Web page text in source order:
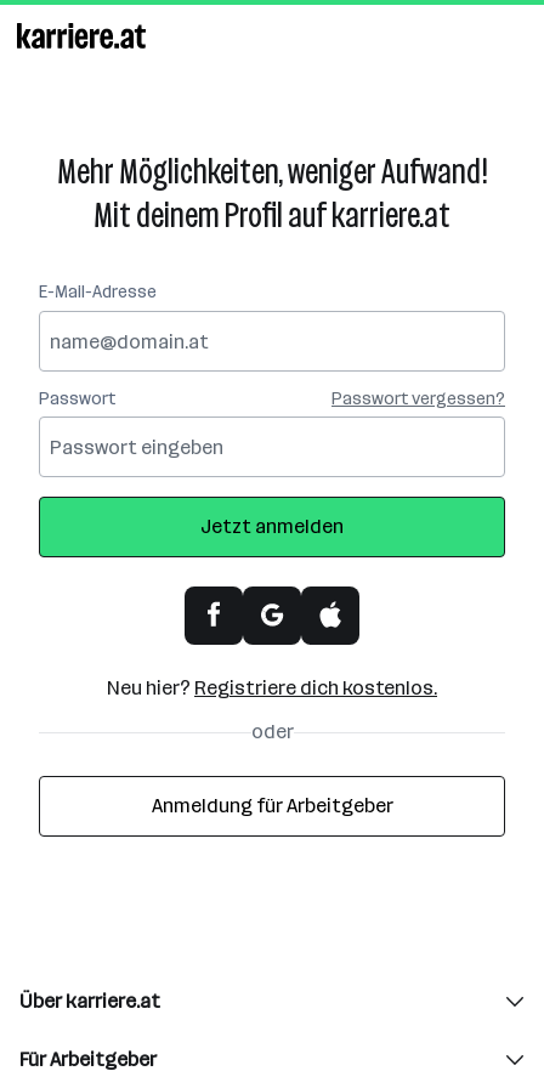
Zum
Seiteninhalt
Mehr Möglichkeiten, weniger Aufwand!
Mit deinem Profil auf karriere.at
E-Mail-Adresse
Passwort Passwort vergessen?
Jetzt anmelden
Neu hier? Registriere dich kostenlos.
oder
Anmeldung für Arbeitgeber
Über karriere.at
Für Arbeitgeber